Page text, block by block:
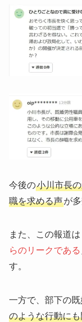
今後の小川市長
職を求める声が
また、この報道は
らのリークである
す。
一方で、部下の
のような行動に